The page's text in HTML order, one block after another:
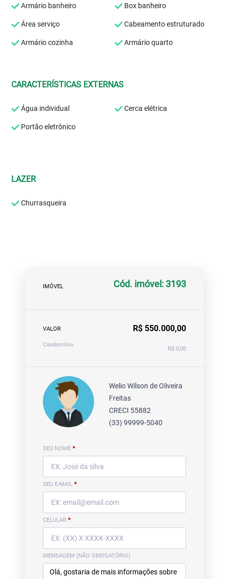
Armário banheiro Box banheiro
Área serviço Cabeamento estruturado
Armário cozinha Armário quarto
CARACTERÍSTICAS EXTERNAS
Água individual Cerca elétrica
Portão eletrônico
LAZER
Churrasqueira
IMÓVEL Cód. imóvel: 3193
VALOR R$ 550.000,00
Condomínio
R$ 0,00
Welio Wilson de Oliveira
Freitas
CRECI 55882
(33) 99999-5040
SEU NOME *
SEU E-MAIL *
CELULAR *
MENSAGEM (NÃO OBRIGATÓRIO)